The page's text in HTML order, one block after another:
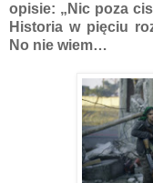
opisie: „Nic poza
Historia w pięciu
No nie wiem…